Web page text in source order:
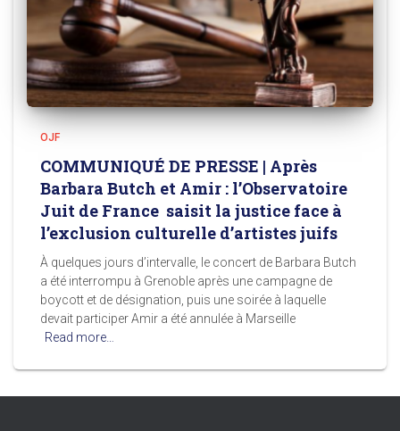
OJF
COMMUNIQUÉ DE PRESSE | Après
Barbara Butch et Amir : l’Observatoire
Juit de France saisit la justice face à
l’exclusion culturelle d’artistes juifs
À quelques jours d’intervalle, le concert de Barbara Butch
a été interrompu à Grenoble après une campagne de
boycott et de désignation, puis une soirée à laquelle
devait participer Amir a été annulée à Marseille
Read more…